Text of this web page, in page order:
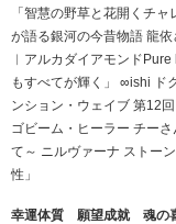
「智慧の野草と花開くチ
が語る銀河の今昔物語 龍
︱アルカダイアモンド
もすべてが輝く」 ∞ishi ド
ンション・ウェイブ 第12
ゴビーム・ヒーラー チー
て～ ニルヴァーナ ストー
性」
幸運体質 願望成就 魂の